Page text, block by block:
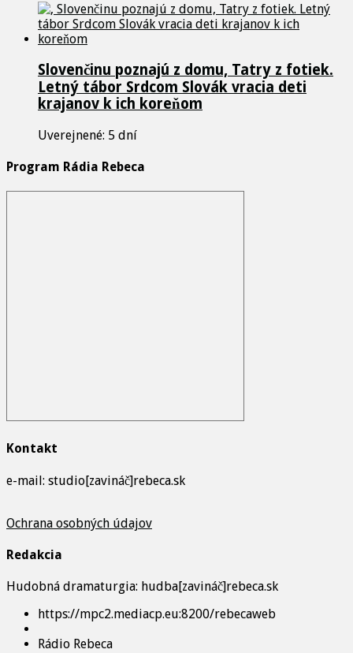
Slovenčinu poznajú z domu, Tatry z fotiek.
Letný tábor Srdcom Slovák vracia deti
krajanov k ich koreňom
Uverejnené: 5 dní
Program Rádia Rebeca
Kontakt
e-mail: studio[zavináč]rebeca.sk
Ochrana osobných údajov
Redakcia
Hudobná dramaturgia: hudba[zavináč]rebeca.sk
https://mpc2.mediacp.eu:8200/rebecaweb
Rádio Rebeca